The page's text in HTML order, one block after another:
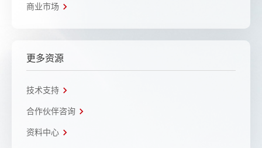
商业市场
更多资源
技术支持
合作伙伴咨询
资料中心